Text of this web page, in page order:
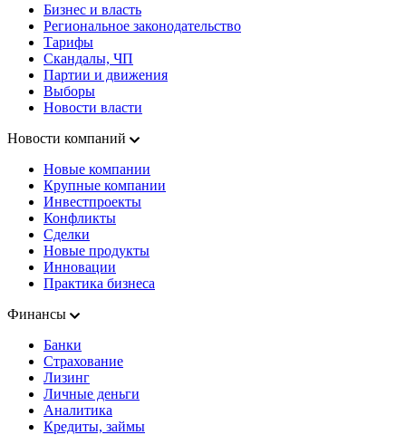
Бизнес и власть
Региональное законодательство
Тарифы
Скандалы, ЧП
Партии и движения
Выборы
Новости власти
Новости компаний
Новые компании
Крупные компании
Инвестпроекты
Конфликты
Сделки
Новые продукты
Инновации
Практика бизнеса
Финансы
Банки
Страхование
Лизинг
Личные деньги
Аналитика
Кредиты, займы